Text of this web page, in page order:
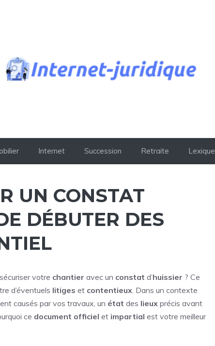
Internet Succession Retraite Lexique
UN CONSTAT
DÉBUTER DES
votre chantier avec un constat d’huissier ? Ce
d’éventuels litiges et contentieux. Dans un contexte
causés par vos travaux, un état des lieuxprécis avant
ce document officiel et impartial est votre meilleur